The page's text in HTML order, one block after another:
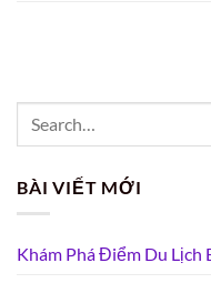
BÀI VIẾT MỚI
Khám Phá Điểm Du Lịch